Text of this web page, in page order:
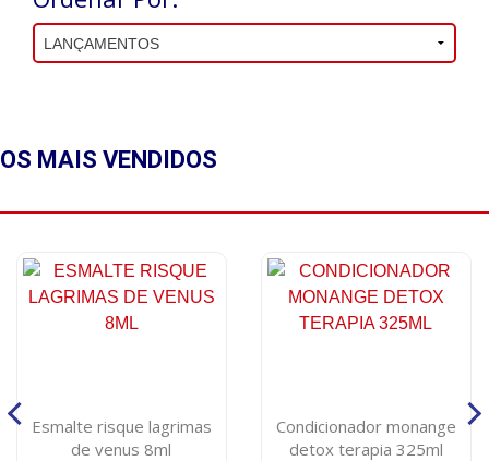
OS MAIS VENDIDOS
Esmalte risque lagrimas
de venus 8ml
Condicionador monange
detox terapia 325ml